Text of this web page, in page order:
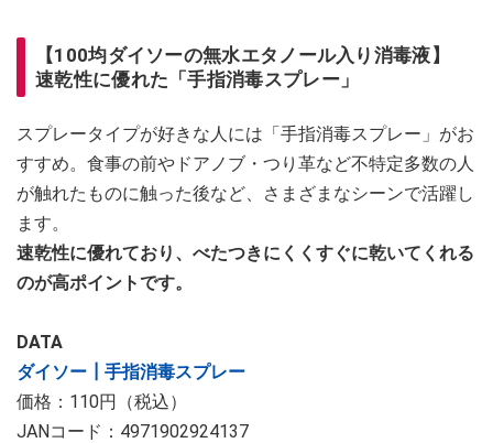
【100均ダイソーの無水エタノール入り消毒液】
速乾性に優れた「手指消毒スプレー」
スプレータイプが好きな人には「手指消毒スプレー」がお
すすめ。食事の前やドアノブ・つり革など不特定多数の人
が触れたものに触った後など、さまざまなシーンで活躍し
ます。
速乾性に優れており、べたつきにくくすぐに乾いてくれる
のが高ポイントです。
DATA
ダイソー┃手指消毒スプレー
価格：110円（税込）
JANコード：4971902924137